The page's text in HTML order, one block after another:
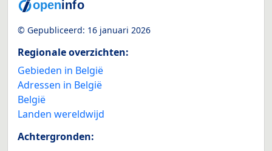
© Gepubliceerd: 16 januari 2026
Regionale overzichten:
Gebieden in België
Adressen in België
België
Landen wereldwijd
Achtergronden: